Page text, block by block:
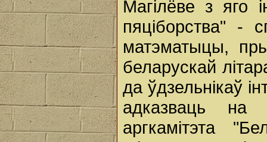
Магілёве з яго
пяціборства" -
матэматыцы,
беларускай
да ўдзельнікаў
адказваць на
аргкамітэта